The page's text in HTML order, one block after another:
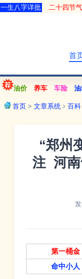
一生八字详批 二十四节气
首
油价 养车 车险
首页 > 文章系统 ﹥ 百科
“郑州
注 河南
第一桶金
命中小人